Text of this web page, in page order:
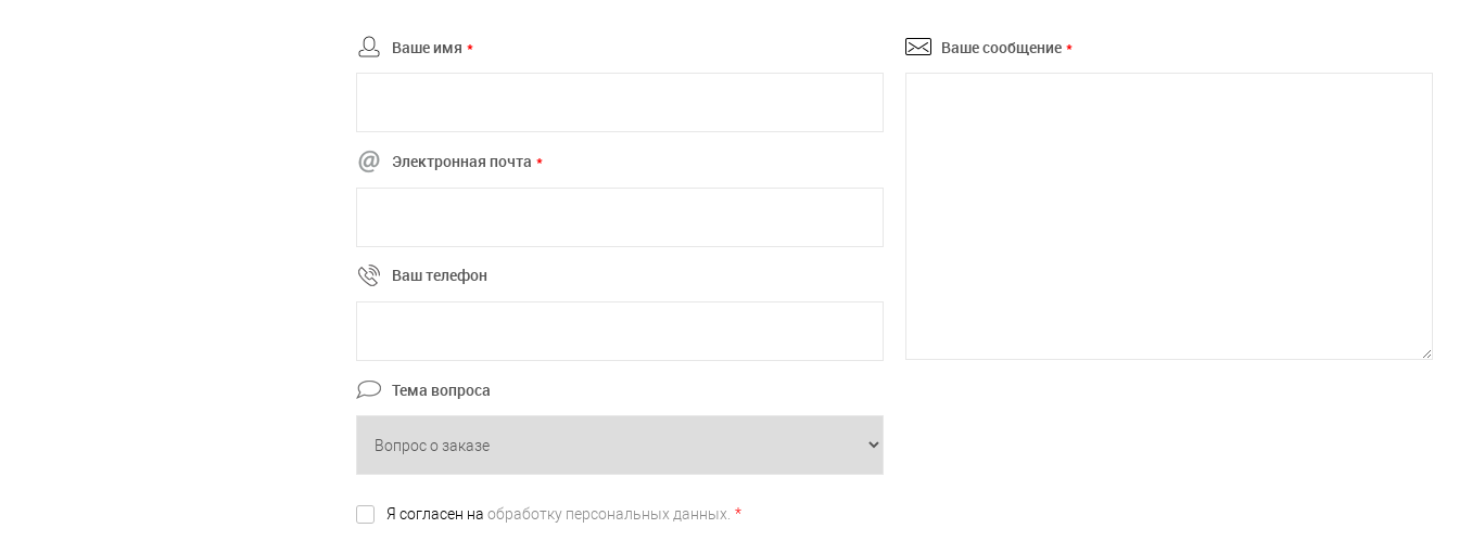
Ваше имя *
Электронная почта *
Ваш телефон
Тема вопроса
Ваше сообщение *
Я согласен на обработку персональных данных. *